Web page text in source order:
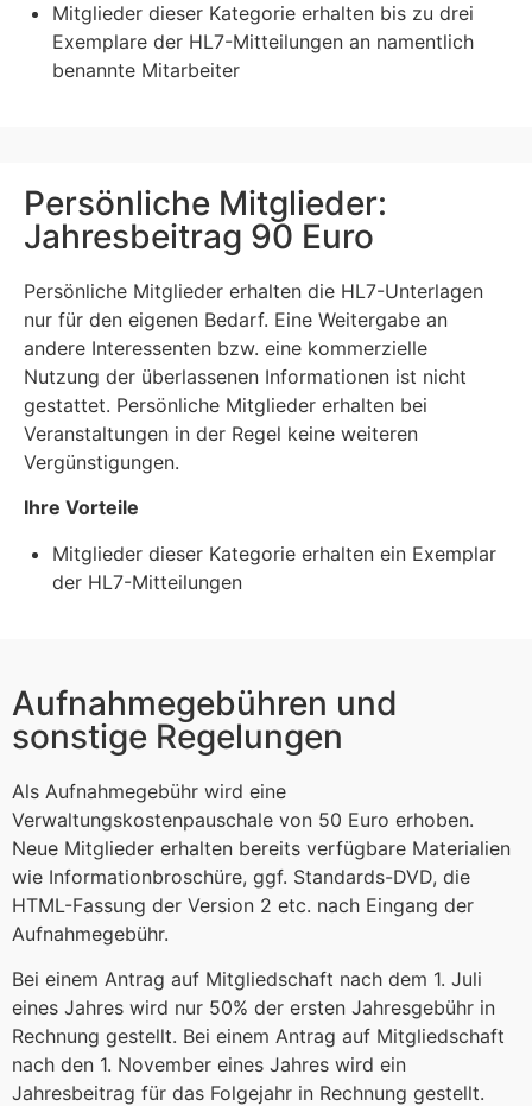
Mitglieder dieser Kategorie erhalten bis zu drei
Exemplare der HL7-Mitteilungen an namentlich
benannte Mitarbeiter
Persönliche Mitglieder:
Jahresbeitrag 90 Euro
Persönliche Mitglieder erhalten die HL7-Unterlagen
nur für den eigenen Bedarf. Eine Weitergabe an
andere Interessenten bzw. eine kommerzielle
Nutzung der überlassenen Informationen ist nicht
gestattet. Persönliche Mitglieder erhalten bei
Veranstaltungen in der Regel keine weiteren
Vergünstigungen.
Ihre Vorteile
Mitglieder dieser Kategorie erhalten ein Exemplar
der HL7-Mitteilungen
Aufnahmegebühren und
sonstige Regelungen
Als Aufnahmegebühr wird eine
Verwaltungskostenpauschale von 50 Euro erhoben.
Neue Mitglieder erhalten bereits verfügbare Materialien
wie Informationbroschüre, ggf. Standards-DVD, die
HTML-Fassung der Version 2 etc. nach Eingang der
Aufnahmegebühr.
Bei einem Antrag auf Mitgliedschaft nach dem 1. Juli
eines Jahres wird nur 50% der ersten Jahresgebühr in
Rechnung gestellt. Bei einem Antrag auf Mitgliedschaft
nach den 1. November eines Jahres wird ein
Jahresbeitrag für das Folgejahr in Rechnung gestellt.